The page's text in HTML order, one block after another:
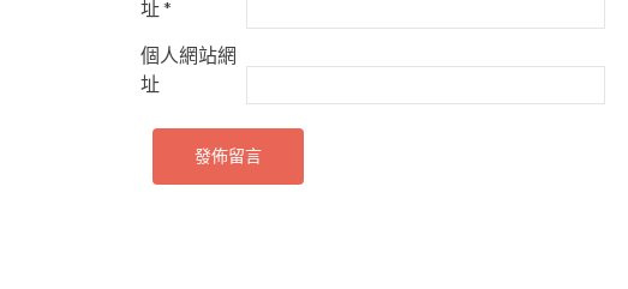
址*
個人網站網
址